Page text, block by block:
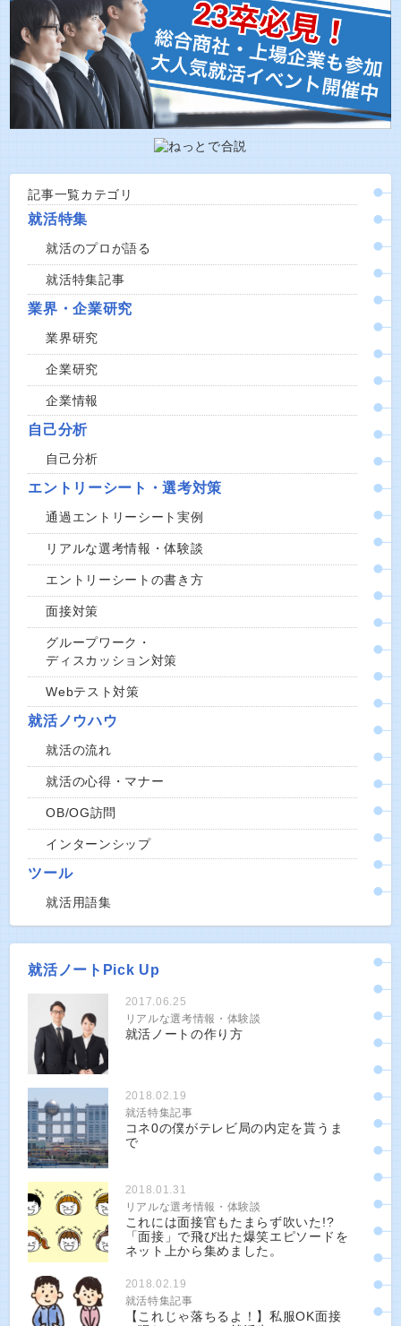
記事一覧カテゴリ
就活特集
就活のプロが語る
就活特集記事
業界・企業研究
業界研究
企業研究
企業情報
自己分析
自己分析
エントリーシート・選考対策
通過エントリーシート実例
リアルな選考情報・体験談
エントリーシートの書き方
面接対策
グループワーク・
ディスカッション対策
Webテスト対策
就活ノウハウ
就活の流れ
就活の心得・マナー
OB/OG訪問
インターンシップ
ツール
就活用語集
就活ノートPick Up
2017.06.25
リアルな選考情報・体験談
就活ノートの作り方
2018.02.19
就活特集記事
コネ0の僕がテレビ局の内定を貰うま
で
2018.01.31
リアルな選考情報・体験談
これには面接官もたまらず吹いた!?
「面接」で飛び出た爆笑エピソードを
ネット上から集めました。
2018.02.19
就活特集記事
【これじゃ落ちるよ！】私服OK面接